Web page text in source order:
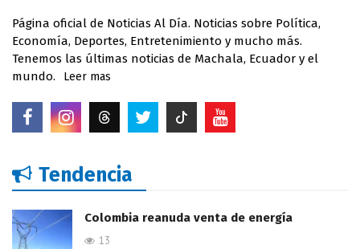
Página oficial de Noticias Al Día. Noticias sobre Política,
Economía, Deportes, Entretenimiento y mucho más.
Tenemos las últimas noticias de Machala, Ecuador y el
mundo.
Leer mas
Tendencia
Colombia reanuda venta de energía
13